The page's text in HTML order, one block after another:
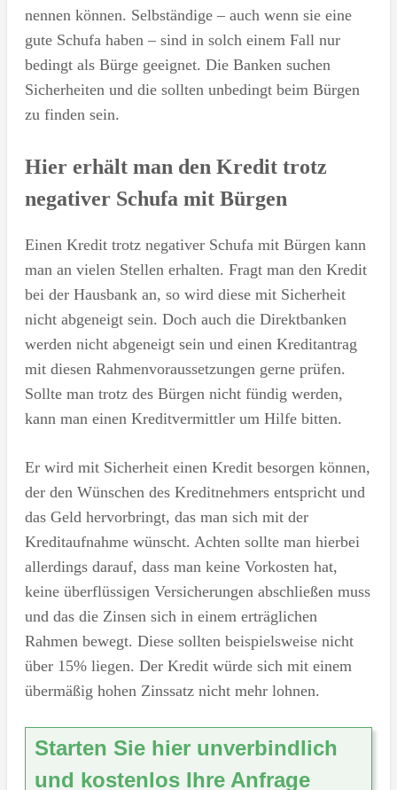
nennen können. Selbständige – auch wenn sie eine
gute Schufa haben – sind in solch einem Fall nur
bedingt als Bürge geeignet. Die Banken suchen
Sicherheiten und die sollten unbedingt beim Bürgen
zu finden sein.
Hier erhält man den Kredit trotz
negativer Schufa mit Bürgen
Einen Kredit trotz negativer Schufa mit Bürgen kann
man an vielen Stellen erhalten. Fragt man den Kredit
bei der Hausbank an, so wird diese mit Sicherheit
nicht abgeneigt sein. Doch auch die Direktbanken
werden nicht abgeneigt sein und einen Kreditantrag
mit diesen Rahmenvoraussetzungen gerne prüfen.
Sollte man trotz des Bürgen nicht fündig werden,
kann man einen Kreditvermittler um Hilfe bitten.
Er wird mit Sicherheit einen Kredit besorgen können,
der den Wünschen des Kreditnehmers entspricht und
das Geld hervorbringt, das man sich mit der
Kreditaufnahme wünscht. Achten sollte man hierbei
allerdings darauf, dass man keine Vorkosten hat,
keine überflüssigen Versicherungen abschließen muss
und das die Zinsen sich in einem erträglichen
Rahmen bewegt. Diese sollten beispielsweise nicht
über 15% liegen. Der Kredit würde sich mit einem
übermäßig hohen Zinssatz nicht mehr lohnen.
Starten Sie hier unverbindlich
und kostenlos Ihre Anfrage